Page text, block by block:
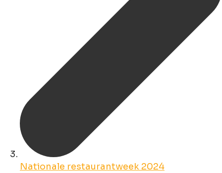
Nationale restaurantweek 2024